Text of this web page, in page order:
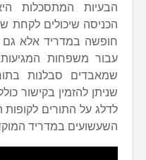
הבעיות המתסכלות
הכניסה שיכולים לקחת
חופשה במדריד אלא גם
עבור משפחות
שמאבדים סבלנות
שניתן להזמין בקישור
לדלג על התורים לקופות
השעשועים במדריד